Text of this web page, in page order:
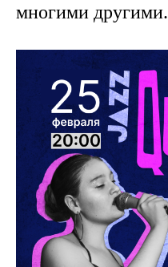
многими другими.